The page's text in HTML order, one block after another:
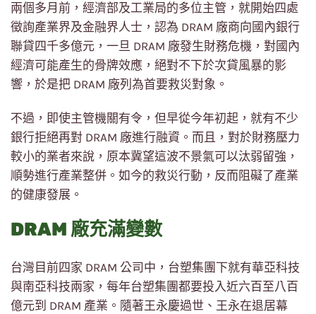
兩個多月前，經濟部及工業局的多位主管，就開始四處
徵詢產業界及金融界人士，認為 DRAM 廠商向國內銀行
聯貸四千多億元，一旦 DRAM 廠發生財務危機，對國內
經濟可能產生的骨牌效應，絕對不下於次貸風暴的影
響，於是把 DRAM 廠列為首要救災對象。
不過，即使主管機關有令，但早從今年初起，就有不少
銀行拒絕再對 DRAM 廠進行融資。而且，對於財務壓力
較小的業者來說，原本冀望這波不景氣可以汰弱留強，
順勢進行產業整併。如今的救災行動，反而阻礙了產業
的健康發展。
DRAM 廠充滿變數
台灣目前四家 DRAM 公司中，台塑集團下就有華亞科技
與南亞科技兩家，每年台塑集團都要投入近六百至八百
億元到 DRAM 產業。隨著王永慶過世、王永在退居幕